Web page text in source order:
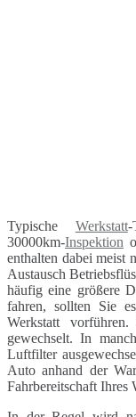
Typische Werkstatt-
30000km-Inspektion
enthalten dabei meist
Austausch
häufig eine größere
fahren, sollten Sie
Werkstatt
gewechselt. In
Luftfilter
Auto anhand der
Fahrbereitschaft Ihres